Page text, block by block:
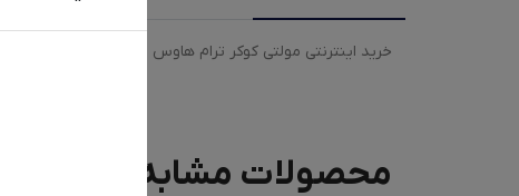
خرید اینترنتی مولتی کوکر ترام هاوس مدل PC-21030 با رنگبندی سفید به همراه مقایسه، بررسی مشخصات و لیست قیمت امروز در فروشگاه اینترنتی دیجی‌فای
محصولات مشابه